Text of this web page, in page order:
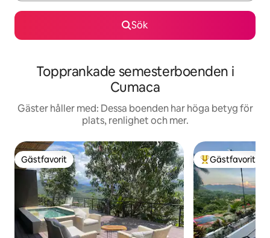
Sök
Topprankade semesterboenden i
Cumaca
Gäster håller med: Dessa boenden har höga betyg för
plats, renlighet och mer.
Gästfavorit
Gästfavorit Populär
Gästfavorit